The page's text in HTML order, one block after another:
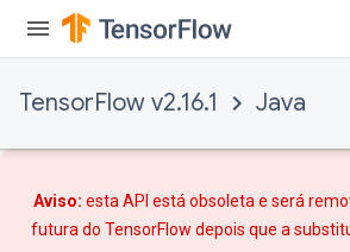
TensorFlow v2.16.1 Java
Aviso: esta API está obsoleta e será
futura do TensorFlow depois que a